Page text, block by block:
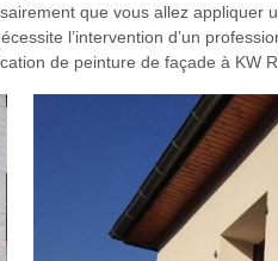
que vous allez appliquer
l’intervention d’un
de peinture de façade à KW